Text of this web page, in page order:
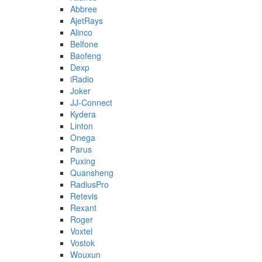
Abbree
AjetRays
Alinco
Belfone
Baofeng
Dexp
iRadio
Joker
JJ-Connect
Kydera
Linton
Onega
Parus
Puxing
Quansheng
RadiusPro
Retevis
Rexant
Roger
Voxtel
Vostok
Wouxun